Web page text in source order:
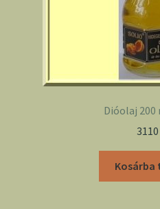
Dióolaj 200
3110
Kosárba